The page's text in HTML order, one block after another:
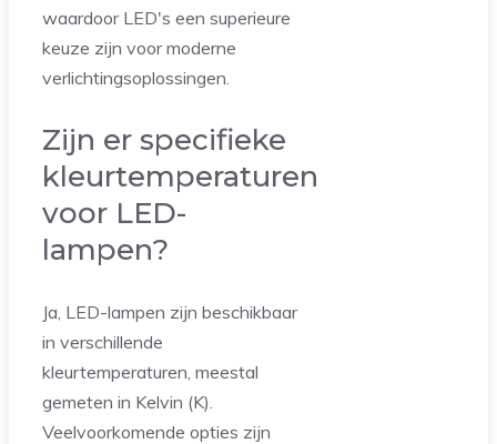
waardoor LED's een superieure
keuze zijn voor moderne
verlichtingsoplossingen.
Zijn er specifieke
kleurtemperaturen
voor LED-
lampen?
Ja, LED-lampen zijn beschikbaar
in verschillende
kleurtemperaturen, meestal
gemeten in Kelvin (K).
Veelvoorkomende opties zijn